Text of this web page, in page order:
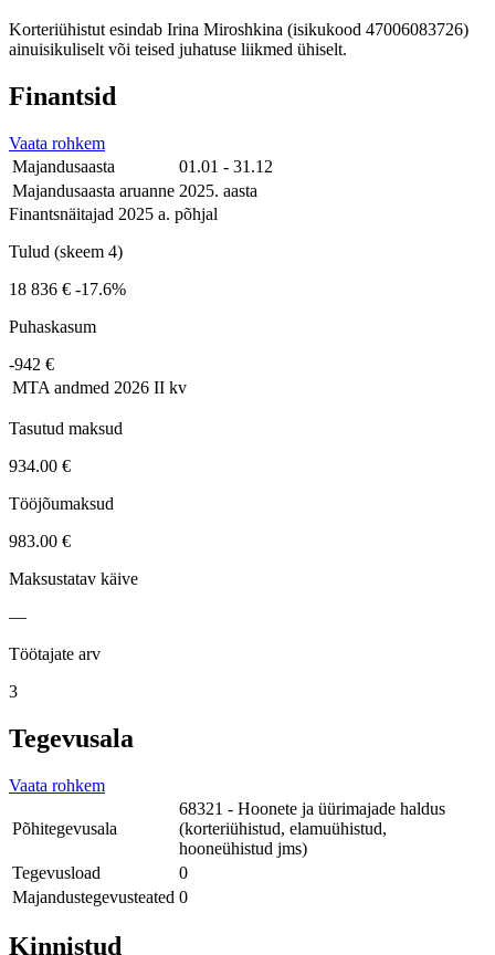
Korteriühistut esindab Irina Miroshkina (isikukood 47006083726)
ainuisikuliselt või teised juhatuse liikmed ühiselt.
Finantsid
Vaata rohkem
Majandusaasta
01.01 - 31.12
Majandusaasta aruanne 2025. aasta
Finantsnäitajad 2025 a. põhjal
Tulud (skeem 4)
18 836 € -17.6%
Puhaskasum
-942 €
MTA andmed 2026 II kv
Tasutud maksud
934.00 €
Tööjõumaksud
983.00 €
Maksustatav käive
—
Töötajate arv
3
Tegevusala
Vaata rohkem
Põhitegevusala
68321 - Hoonete ja üürimajade haldus
(korteriühistud, elamuühistud,
hooneühistud jms)
Tegevusload
0
Majandustegevusteated 0
Kinnistud